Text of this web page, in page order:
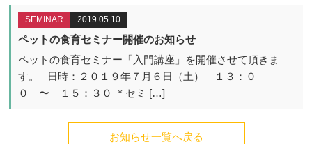
SEMINAR 2019.05.10
ペットの食育セミナー開催のお知らせ
ペットの食育セミナー「入門講座」を開催させて頂きま
す。 日時：２０１９年７月６日（土） １３：０
０ 〜 １５：３０ ＊セミ […]
お知らせ一覧へ戻る